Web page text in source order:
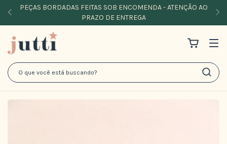
PEÇAS BORDADAS FEITAS SOB ENCOMENDA - ATENÇÃO AO
PRAZO DE ENTREGA